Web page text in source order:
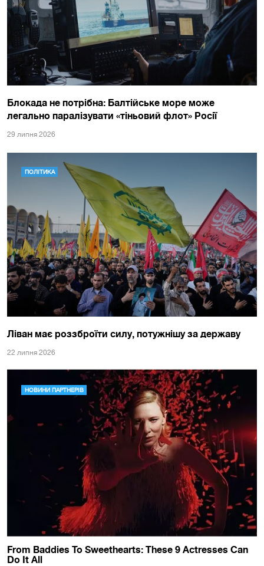
Блокада не потрібна: Балтійське море може
легально паралізувати «тіньовий флот» Росії
29 липня 2026
ПОЛІТИКА
Ліван має роззброїти силу, потужнішу за державу
22 липня 2026